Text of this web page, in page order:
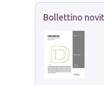
Bollettino